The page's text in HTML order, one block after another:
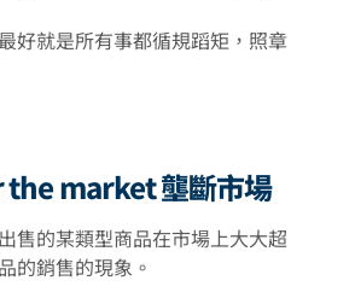
好就是所有事都循規蹈矩，照章
the market 壟斷市場
售的某類型商品在市場上大大超
的銷售的現象。